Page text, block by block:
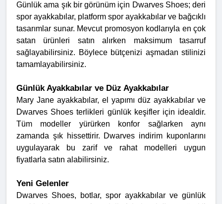
Günlük ama şık bir görünüm için Dwarves Shoes; deri
spor ayakkabılar, platform spor ayakkabılar ve bağcıklı
tasarımlar sunar. Mevcut promosyon kodlarıyla en çok
satan ürünleri satın alırken maksimum tasarruf
sağlayabilirsiniz. Böylece bütçenizi aşmadan stilinizi
tamamlayabilirsiniz.
Günlük Ayakkabılar ve Düz Ayakkabılar
Mary Jane ayakkabılar, el yapımı düz ayakkabılar ve
Dwarves Shoes terlikleri günlük keşifler için idealdir.
Tüm modeller yürürken konfor sağlarken aynı
zamanda şık hissettirir. Dwarves indirim kuponlarını
uygulayarak bu zarif ve rahat modelleri uygun
fiyatlarla satın alabilirsiniz.
Yeni Gelenler
Dwarves Shoes, botlar, spor ayakkabılar ve günlük